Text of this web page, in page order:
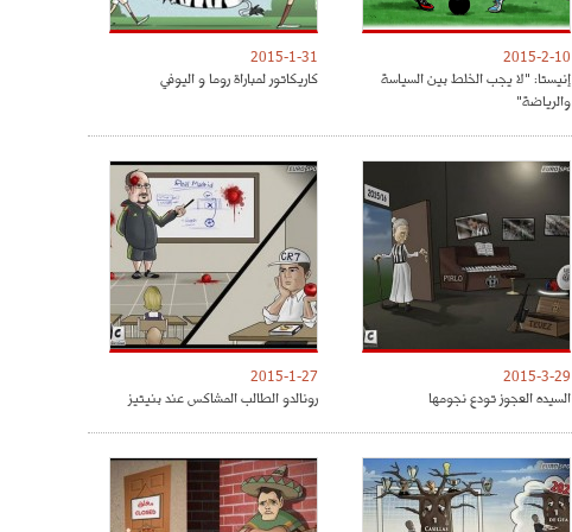
2015-2-10
إنيستا: "لا يجب الخلط بين السياسة
والرياضة"
2015-1-31
كاريكاتور لمباراة روما و اليوفي
2015-3-29
السيده العجوز تودع نجومها
2015-1-27
رونالدو الطالب المشاكس عند بنيتيز